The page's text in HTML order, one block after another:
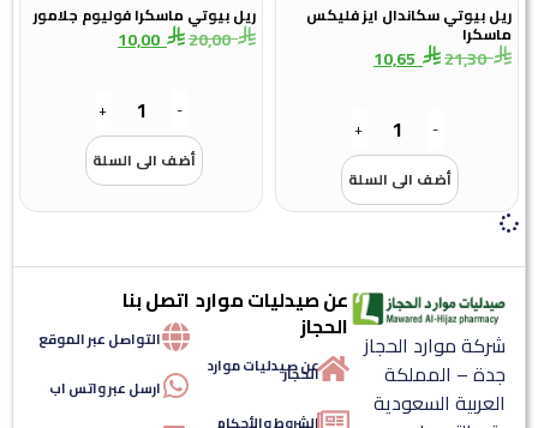
ريل بيوتي سكاندال ايز فليكس
ماسكرا
21,30
10,65
-
+
أضف الى السلة
ريل بيوتي ماسكرا فوليوم جلامور
20,00
10,00
-
+
أضف الى السلة
شركة موارد الحجاز
جدة – المملكة
العربية السعودية
عن صيدليات موارد
الحجاز
عن صيدليات موارد
الحجاز
الشروط والأحكام
اتصل بنا
التواصل عبر الموقع
ارسل عبر واتس اب